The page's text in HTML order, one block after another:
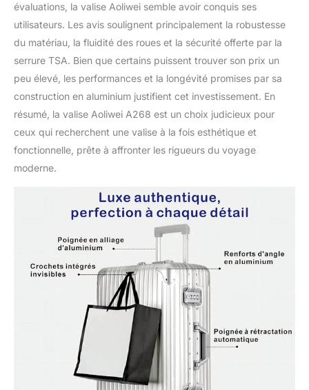
évaluations, la valise Aoliwei semble avoir conquis ses
utilisateurs. Les avis soulignent principalement la robustesse
du matériau, la fluidité des roues et la sécurité offerte par la
serrure TSA. Bien que certains puissent trouver son prix un
peu élevé, les performances et la longévité promises par sa
construction en aluminium justifient cet investissement. En
résumé, la valise Aoliwei A268 est un choix judicieux pour
ceux qui recherchent une valise à la fois esthétique et
fonctionnelle, prête à affronter les rigueurs du voyage
moderne.